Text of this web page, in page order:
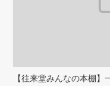
【往来堂みんなの本棚